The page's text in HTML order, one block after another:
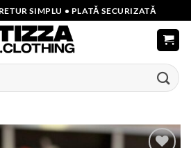
SIMPLU • PLATĂ SECURIZATĂ